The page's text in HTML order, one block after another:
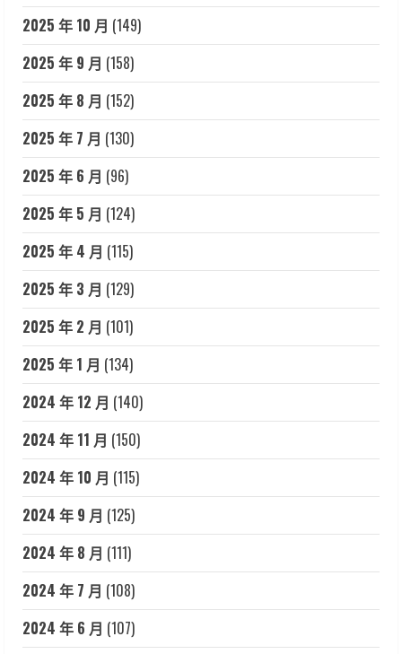
2025 年 10 月 (149)
2025 年 9 月 (158)
2025 年 8 月 (152)
2025 年 7 月 (130)
2025 年 6 月 (96)
2025 年 5 月 (124)
2025 年 4 月 (115)
2025 年 3 月 (129)
2025 年 2 月 (101)
2025 年 1 月 (134)
2024 年 12 月 (140)
2024 年 11 月 (150)
2024 年 10 月 (115)
2024 年 9 月 (125)
2024 年 8 月 (111)
2024 年 7 月 (108)
2024 年 6 月 (107)